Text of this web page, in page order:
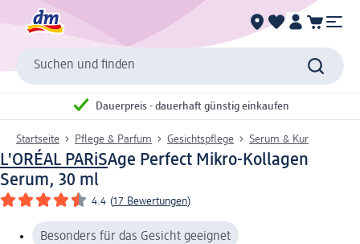
Suchen und finden
Dauerpreis - dauerhaft günstig einkaufen
Startseite Pflege & Parfum Gesichtspflege Serum & Kur
L'ORÉAL PARiSAge Perfect Mikro-Kollagen
Serum, 30 ml
4.4 (17 Bewertungen)
Besonders für das Gesicht geeignet